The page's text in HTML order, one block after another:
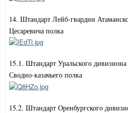
14. Штандарт Лейб-гвардии
Цесаревича полка
15.1. Штандарт Уральского
Сводно-казачьего полка
15.2. Штандарт Оренбургского